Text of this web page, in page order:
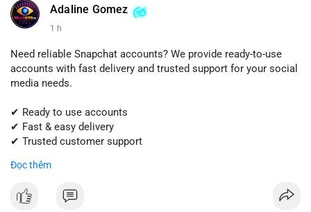
#sellssmmAdaline Gomez
1 h
Need reliable Snapchat accounts? We provide ready-to-use
accounts with fast delivery and trusted support for your social
media needs.
✔ Ready to use accounts
✔ Fast & easy delivery
✔ Trusted customer support
📱 WhatsApp: +1 (681) 549-2683
Đọc thêm